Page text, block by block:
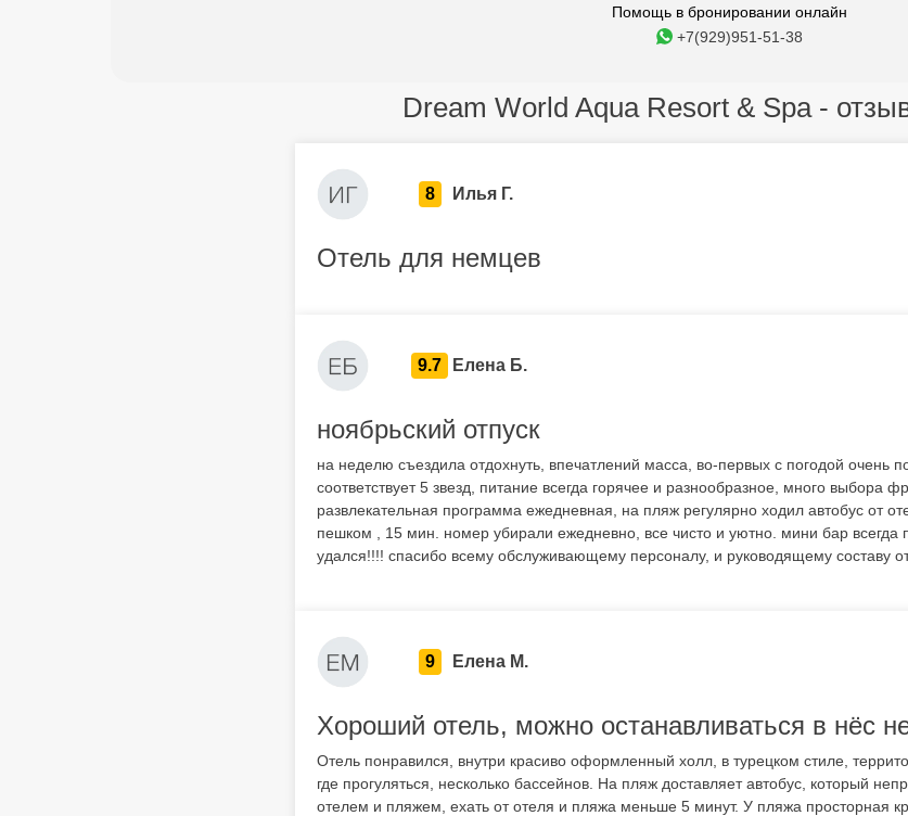
Помощь в бронировании онлайн
+7(929)951-51-38
Dream World Aqua Resort & Spa -
8 Илья Г.
Отель для немцев
9.7 Елена Б.
ноябрьский отпуск
на неделю съездила отдохнуть, впечатлений масса, во-первых с погодой очень
соответствует 5 звезд, питание всегда горячее и разнообразное, много выбора
развлекательная программа ежедневная, на пляж регулярно ходил автобус от
пешком , 15 мин. номер убирали ежедневно, все чисто и уютно. мини бар всегда
удался!!!! спасибо всему обслуживающему персоналу, и руководящему составу
9 Елена М.
Хороший отель, можно останавливаться в нёс
Отель понравился, внутри красиво оформленный холл, в турецком стиле,
где прогуляться, несколько бассейнов. На пляж доставляет автобус, который
отелем и пляжем, ехать от отеля и пляжа меньше 5 минут. У пляжа просторная